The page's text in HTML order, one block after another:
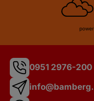
0951 2976-200